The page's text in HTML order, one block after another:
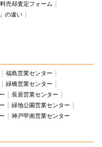
売却査定フォーム
の違い
福島営業センター
緑橋営業センター
長居営業センター
緑地公園営業センター
神戸甲南営業センター